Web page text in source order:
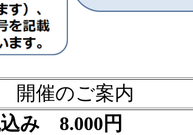
開催のご案内
み 8.000円